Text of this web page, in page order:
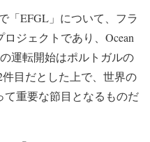
「EFGL」について、フラ
ジェクトであり、Ocean
運転開始はポルトガルの
件目だとした上で、世界の
重要な節目となるものだ